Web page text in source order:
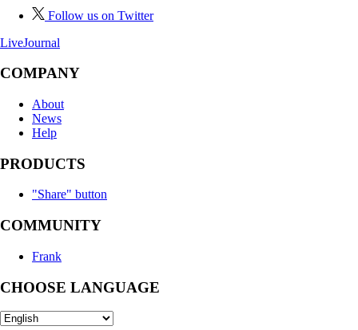
Follow us on Twitter
LiveJournal
COMPANY
About
News
Help
PRODUCTS
"Share" button
COMMUNITY
Frank
CHOOSE LANGUAGE